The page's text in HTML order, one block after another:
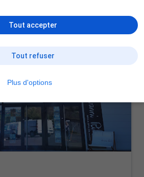
Tout refuser
Tout accepter
Plus d'options